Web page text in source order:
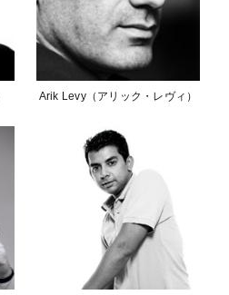
Arik Levy（アリック・レヴィ）